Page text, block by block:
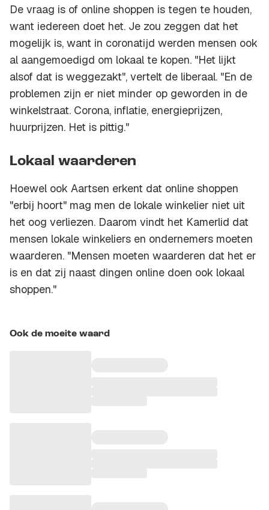
De vraag is of online shoppen is tegen te houden,
want iedereen doet het. Je zou zeggen dat het
mogelijk is, want in coronatijd werden mensen ook
al aangemoedigd om lokaal te kopen. "Het lijkt
alsof dat is weggezakt", vertelt de liberaal. "En de
problemen zijn er niet minder op geworden in de
winkelstraat. Corona, inflatie, energieprijzen,
huurprijzen. Het is pittig."
Lokaal waarderen
Hoewel ook Aartsen erkent dat online shoppen
"erbij hoort" mag men de lokale winkelier niet uit
het oog verliezen. Daarom vindt het Kamerlid dat
mensen lokale winkeliers en ondernemers moeten
waarderen. "Mensen moeten waarderen dat het er
is en dat zij naast dingen online doen ook lokaal
shoppen."
Ook de moeite waard